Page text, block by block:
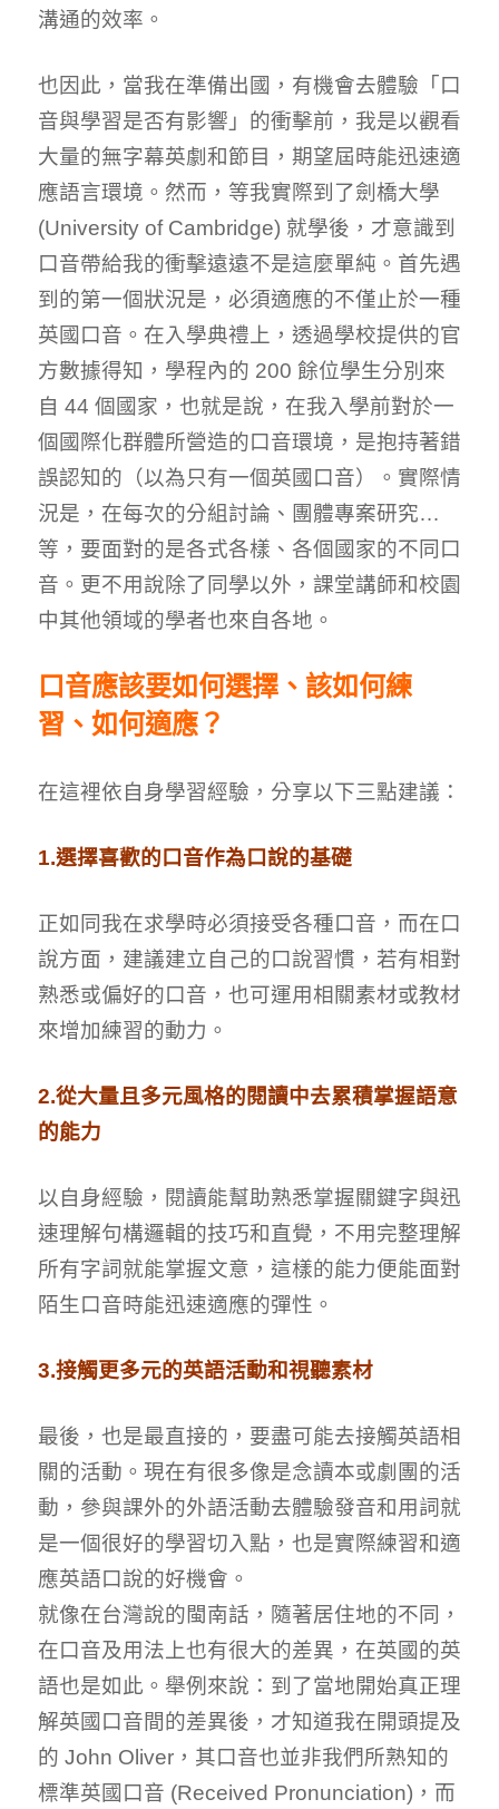
溝通的效率。
也因此，當我在準備出國，有機會去體驗「口
音與學習是否有影響」的衝擊前，我是以觀看
大量的無字幕英劇和節目，期望屆時能迅速適
應語言環境。然而，等我實際到了劍橋大學
(University of Cambridge) 就學後，才意識到
口音帶給我的衝擊遠遠不是這麼單純。首先遇
到的第一個狀況是，必須適應的不僅止於一種
英國口音。在入學典禮上，透過學校提供的官
方數據得知，學程內的 200 餘位學生分別來
自 44 個國家，也就是說，在我入學前對於一
個國際化群體所營造的口音環境，是抱持著錯
誤認知的（以為只有一個英國口音）。實際情
況是，在每次的分組討論、團體專案研究…
等，要面對的是各式各樣、各個國家的不同口
音。更不用說除了同學以外，課堂講師和校園
中其他領域的學者也來自各地。
口音應該要如何選擇、該如何練
習、如何適應？
在這裡依自身學習經驗，分享以下三點建議：
1.選擇喜歡的口音作為口說的基礎
正如同我在求學時必須接受各種口音，而在口
說方面，建議建立自己的口說習慣，若有相對
熟悉或偏好的口音，也可運用相關素材或教材
來增加練習的動力。
2.從大量且多元風格的閱讀中去累積掌握語意
的能力
以自身經驗，閱讀能幫助熟悉掌握關鍵字與迅
速理解句構邏輯的技巧和直覺，不用完整理解
所有字詞就能掌握文意，這樣的能力便能面對
陌生口音時能迅速適應的彈性。
3.接觸更多元的英語活動和視聽素材
最後，也是最直接的，要盡可能去接觸英語相
關的活動。現在有很多像是念讀本或劇團的活
動，參與課外的外語活動去體驗發音和用詞就
是一個很好的學習切入點，也是實際練習和適
應英語口說的好機會。
就像在台灣說的閩南話，隨著居住地的不同，
在口音及用法上也有很大的差異，在英國的英
語也是如此。舉例來說：到了當地開始真正理
解英國口音間的差異後，才知道我在開頭提及
的 John Oliver，其口音也並非我們所熟知的
標準英國口音 (Received Pronunciation)，而